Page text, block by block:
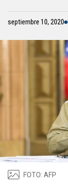
septiembre 10, 2020
FOTO: AFP